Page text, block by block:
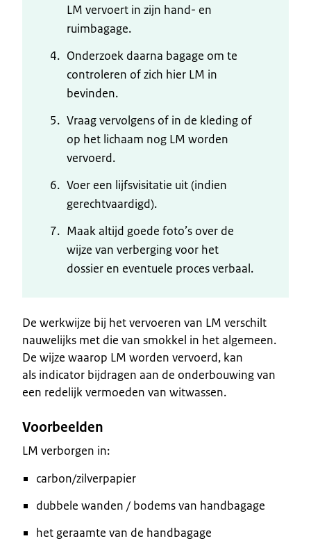
LM vervoert in zijn hand- en
ruimbagage.
Onderzoek daarna bagage om te
controleren of zich hier LM in
bevinden.
Vraag vervolgens of in de kleding of
op het lichaam nog LM worden
vervoerd.
Voer een lijfsvisitatie uit (indien
gerechtvaardigd).
Maak altijd goede foto’s over de
wijze van verberging voor het
dossier en eventuele proces verbaal.
De werkwijze bij het vervoeren van LM verschilt
nauwelijks met die van smokkel in het algemeen.
De wijze waarop LM worden vervoerd, kan
als indicator bijdragen aan de onderbouwing van
een redelijk vermoeden van witwassen.
Voorbeelden
LM verborgen in:
carbon/zilverpapier
dubbele wanden / bodems van handbagage
het geraamte van de handbagage